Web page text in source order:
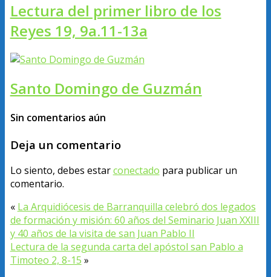
Lectura del primer libro de los
Reyes 19, 9a.11-13a
Santo Domingo de Guzmán
Sin comentarios aún
Deja un comentario
Lo siento, debes estarconectado para publicar un
comentario.
« La Arquidiócesis de Barranquilla celebró dos legados
de formación y misión: 60 años del Seminario Juan XXIII
y 40 años de la visita de san Juan Pablo II
Lectura de la segunda carta del apóstol san Pablo a
Timoteo 2, 8-15 »